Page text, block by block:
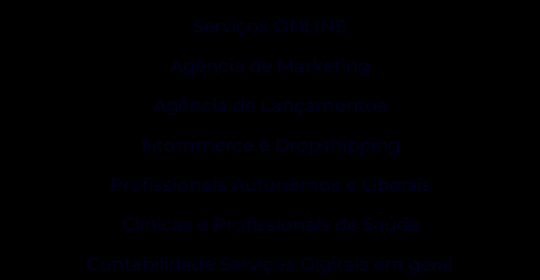
Serviços ONLINE
Agência de Marketing
Agência de Lançamentos
Ecommerce e Dropshipping
Profissionais Autonômos e Liberais
Clínicas e Profissionais de Saúde
Contabilidade Serviços Digitais em geral